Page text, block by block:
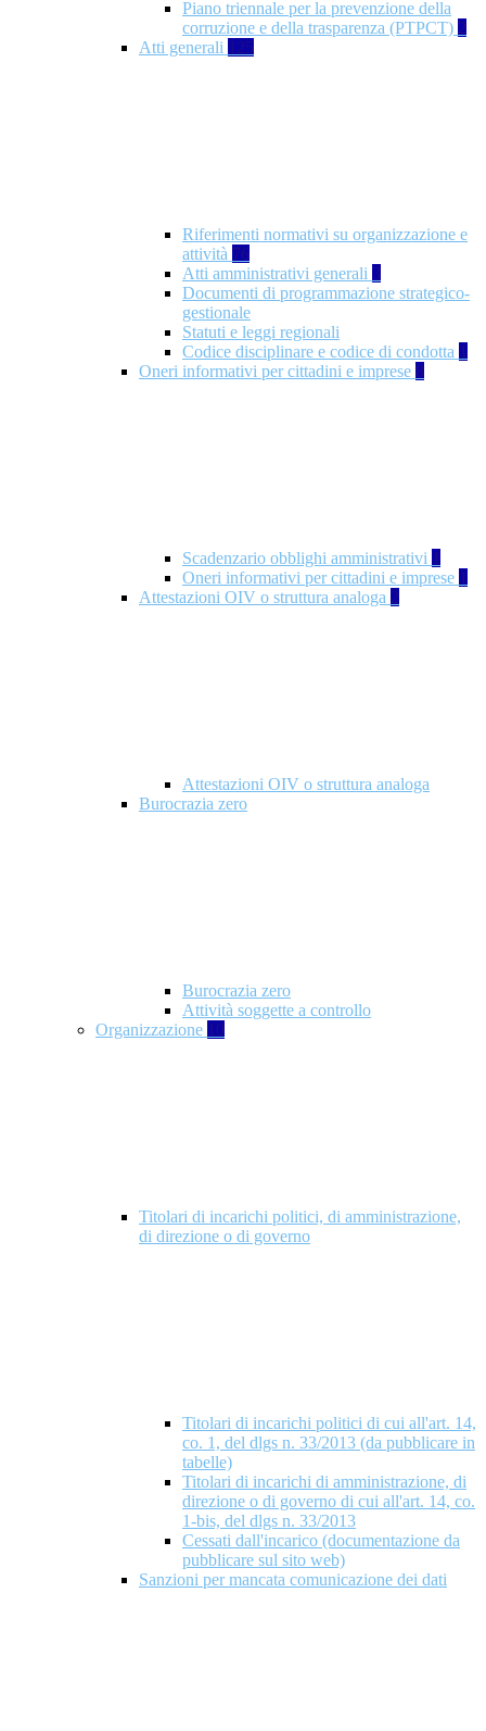
Piano triennale per la prevenzione della
corruzione e della trasparenza (PTPCT) 2
Atti generali 125
Riferimenti normativi su organizzazione e
attività 76
Atti amministrativi generali 3
Documenti di programmazione strategico-
gestionale
Statuti e leggi regionali
Codice disciplinare e codice di condotta 1
Oneri informativi per cittadini e imprese 8
Scadenzario obblighi amministrativi 1
Oneri informativi per cittadini e imprese 1
Attestazioni OIV o struttura analoga 2
Attestazioni OIV o struttura analoga
Burocrazia zero
Burocrazia zero
Attività soggette a controllo
Organizzazione 10
Titolari di incarichi politici, di amministrazione,
di direzione o di governo
Titolari di incarichi politici di cui all'art. 14,
co. 1, del dlgs n. 33/2013 (da pubblicare in
tabelle)
Titolari di incarichi di amministrazione, di
direzione o di governo di cui all'art. 14, co.
1-bis, del dlgs n. 33/2013
Cessati dall'incarico (documentazione da
pubblicare sul sito web)
Sanzioni per mancata comunicazione dei dati